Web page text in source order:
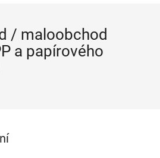
nepříznivými vlivy atmosféry.
/ maloobchod
a papírového